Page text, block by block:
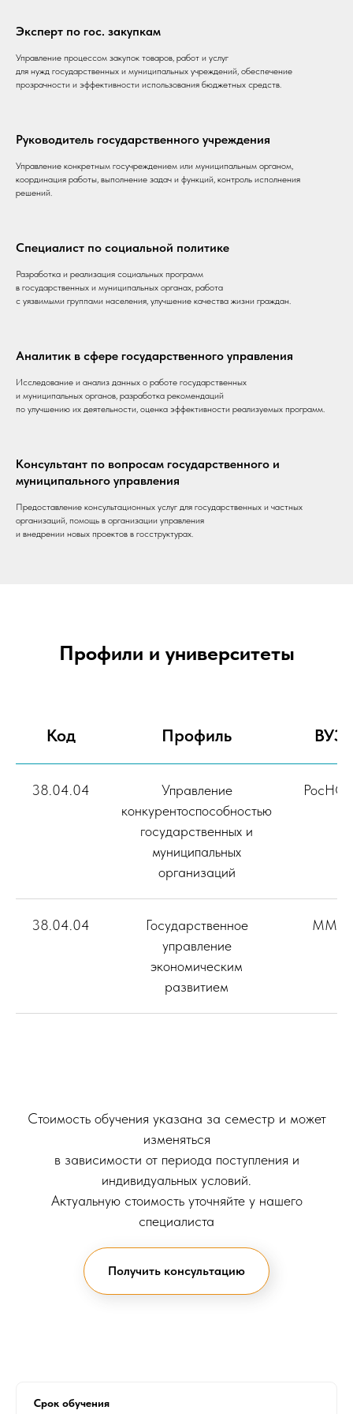
Эксперт по гос. закупкам
Управление процессом закупок товаров, работ и услуг
для нужд государственных и муниципальных учреждений, обеспечение
прозрачности и эффективности использования бюджетных средств.
Руководитель государственного учреждения
Управление конкретным госучреждением или муниципальным органом,
координация работы, выполнение задач и функций, контроль исполнения
решений.
Специалист по социальной политике
Разработка и реализация социальных программ
в государственных и муниципальных органах, работа
с уязвимыми группами населения, улучшение качества жизни граждан.
Аналитик в сфере государственного управления
Исследование и анализ данных о работе государственных
и муниципальных органов, разработка рекомендаций
по улучшению их деятельности, оценка эффективности реализуемых программ.
Консультант по вопросам государственного и
муниципального управления
Предоставление консультационных услуг для государственных и частных
организаций, помощь в организации управления
и внедрении новых проектов в госструктурах.
Профили и университеты
Код Профиль ВУЗ
38.04.04
Управление
конкурентоспособностью
государственных и
муниципальных
организаций
38.04.04
Государственное
управление
экономическим
развитием
ММА
Стоимость обучения указана за семестр и может
изменяться
в зависимости от периода поступления и
индивидуальных условий.
Актуальную стоимость уточняйте у нашего
специалиста
Получить консультацию
Срок обучения